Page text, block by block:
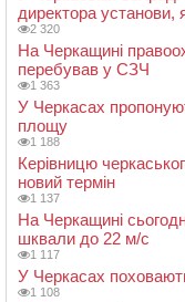
директора установи,
2 320
На Черкащині
перебував у СЗЧ
1 363
У Черкасах
площу
1 188
Керівницю
новий термін
1 137
На Черкащині
шквали до 22 м/с
1 117
У Черкасах
1 108